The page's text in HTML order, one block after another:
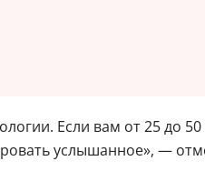
Если вам от 25 до
услышанное», —